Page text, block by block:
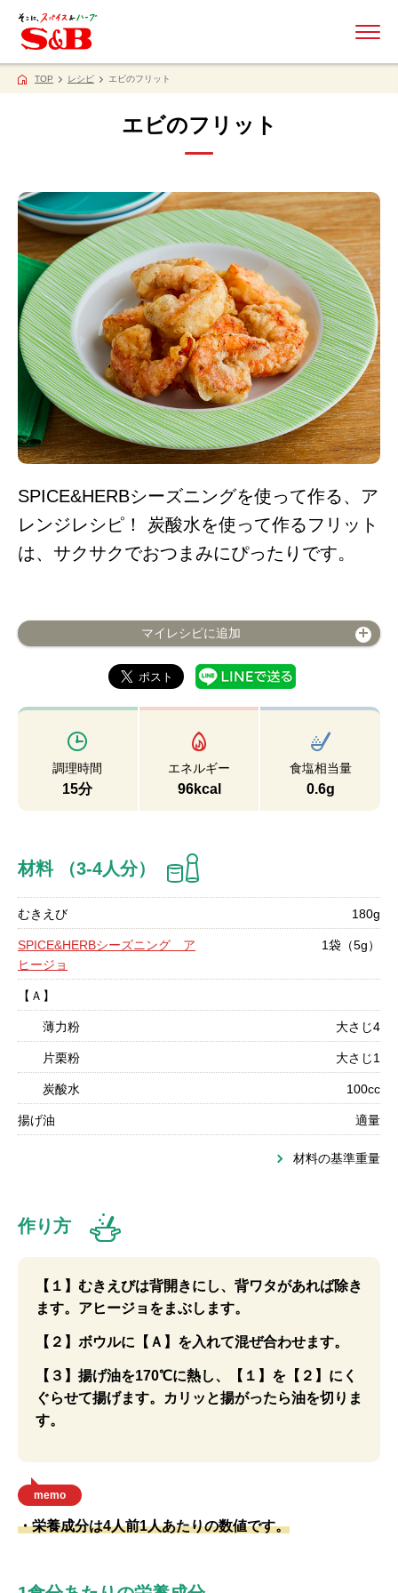
TOP レシピ エビのフリット
エビのフリット
SPICE&HERBシーズニングを使って作る、ア
レンジレシピ！ 炭酸水を使って作るフリット
は、サクサクでおつまみにぴったりです。
マイレシピに追加
調理時間
15分
エネルギー
96kcal
食塩相当量
0.6g
材料 （3-4人分）
むきえび 180g
SPICE&HERBシーズニング ア
ヒージョ
1袋（5g）
【Ａ】
薄力粉 大さじ4
片栗粉 大さじ1
炭酸水 100cc
揚げ油 適量
材料の基準重量
作り方
【１】むきえびは背開きにし、背ワタがあれば除き
ます。アヒージョをまぶします。
【２】ボウルに【Ａ】を入れて混ぜ合わせます。
【３】揚げ油を170℃に熱し、【１】を【２】にく
ぐらせて揚げます。カリッと揚がったら油を切りま
す。
memo
・栄養成分は4人前1人あたりの数値です。